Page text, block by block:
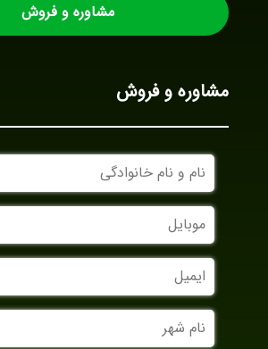
مشاوره و فروش
مشاوره و فروش
نام
و
نام
خانوادگی
موبایل
ایمیل
نام
شهر